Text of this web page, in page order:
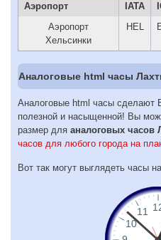
Аэропорт IATA
Аэропорт
Хельсинки
HEL
Аналоговые html часы
Аналоговые html часы сделают
полезной и насыщенной! Вы
размер для аналоговых часов
часов для любого города на
Вот так могут выглядеть часы